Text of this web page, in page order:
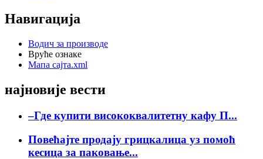
Навигација
Водич за производе
Вруће ознаке
Мапа сајта.xml
најновије вести
–Где купити висококвалитетну кафу П...
Повећајте продају грицкалица уз помоћ
кесица за паковање...